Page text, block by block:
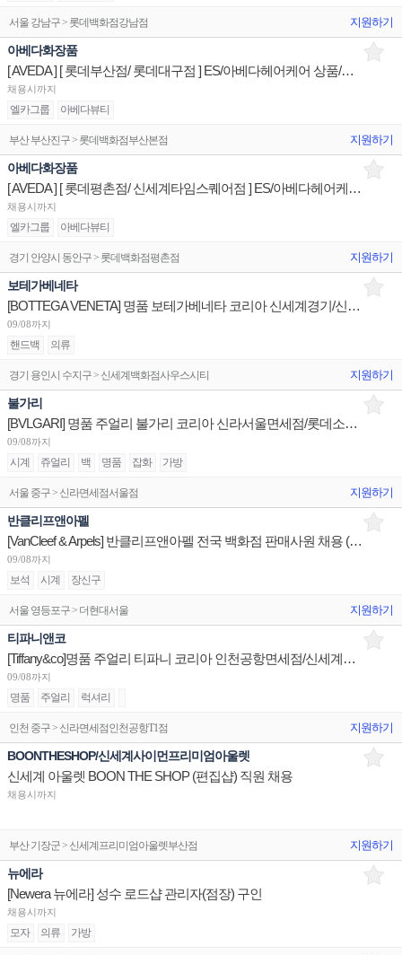
서울 강남구 > 롯데백화점강남점 지원하기
아베다화장품
[ AVEDA ] [ 롯데부산점/ 롯데대구점 ] ES/아베다헤어케어 상품/진열/지원 매장판매사원
채용시까지
엘카그룹 아베다뷰티
부산 부산진구 > 롯데백화점부산본점 지원하기
아베다화장품
[ AVEDA ] [ 롯데평촌점/ 신세계타임스퀘어점 ] ES/아베다헤어케어 상품/진열/지원 매장판매사원
채용시까지
엘카그룹 아베다뷰티
경기 안양시 동안구 > 롯데백화점평촌점 지원하기
보테가베네타
[BOTTEGA VENETA] 명품 보테가베네타 코리아 신세계경기/신세계대전 판매사원 채용
09/08까지
핸드백 의류
경기 용인시 수지구 > 신세계백화점사우스시티 지원하기
불가리
[BVLGARI] 명품 주얼리 불가리 코리아 신라서울면세점/롯데소공면세점/신세계하남 판매사원 채용
09/08까지
시계 쥬얼리 백 명품 잡화 가방
서울 중구 > 신라면세점서울점 지원하기
반클리프앤아펠
[VanCleef & Arpels] 반클리프앤아펠 전국 백화점 판매사원 채용 (리치몬트코리아)
09/08까지
보석 시계 장신구
서울 영등포구 > 더현대서울 지원하기
티파니앤코
[Tiffany&co]명품 주얼리 티파니 코리아 인천공항면세점/신세계광주/신세계하남 판매사원 채용
09/08까지
명품 주얼리 럭셔리
인천 중구 > 신라면세점인천공항T1점 지원하기
BOONTHESHOP/신세계사이먼프리미엄아울렛
신세계 아울렛 BOON THE SHOP (편집샵) 직원 채용
채용시까지
부산 기장군 > 신세계프리미엄아울렛부산점 지원하기
뉴에라
[Newera 뉴에라] 성수 로드샵 관리자(점장) 구인
채용시까지
모자 의류 가방